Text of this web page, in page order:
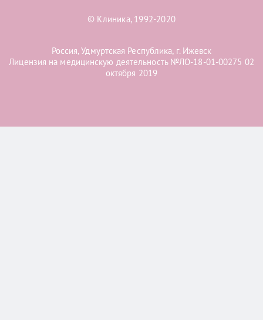
© Клиника, 1992-2020
Россия, Удмуртская Республика, г. Ижевск
Лицензия на медицинскую деятельность №ЛО-18-01-00275 02
октября 2019